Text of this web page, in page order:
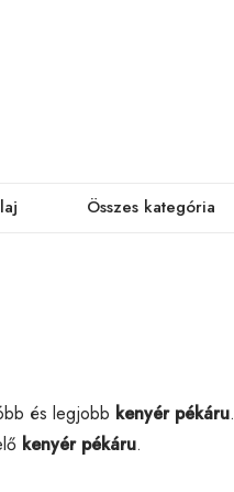
Összes kategória
és legjobb kenyér pékáru.
kenyér pékáru.